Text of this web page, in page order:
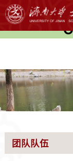
伟德国
团队队伍